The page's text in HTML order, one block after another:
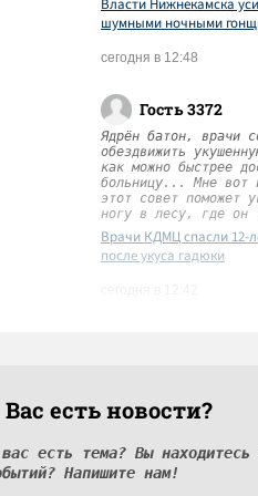
Власти Нижнекамска
шумными ночными
сегодня в 12:48
Гость 3372
Ядрён батон, врачи
обездвижить
как можно быстрее
больницу... Мне вот
этот совет поможет
ногу в лесу, где он
Врачи КДМЦ спасли 12-
после укуса гадюки
есть новости?
есть тема? Вы находитесь
Напишите нам!